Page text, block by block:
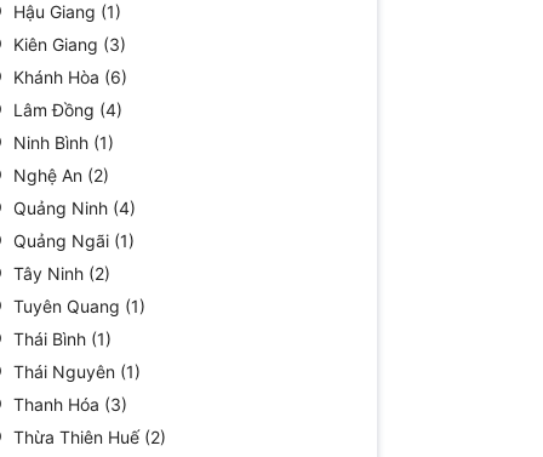
Hậu Giang (1)
Kiên Giang (3)
Khánh Hòa (6)
Lâm Đồng (4)
Ninh Bình (1)
Nghệ An (2)
Quảng Ninh (4)
Quảng Ngãi (1)
Tây Ninh (2)
Tuyên Quang (1)
Thái Bình (1)
Thái Nguyên (1)
Thanh Hóa (3)
Thừa Thiên Huế (2)